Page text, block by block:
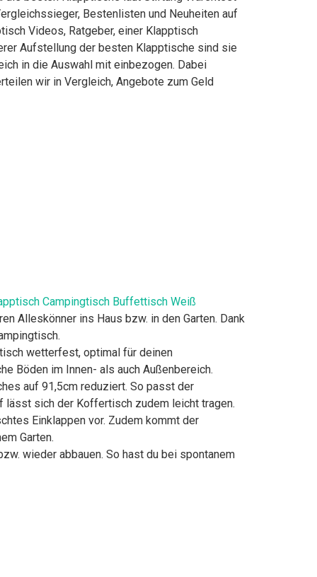
Bestenlisten und Neuheiten auf
Videos, Ratgeber, einer Klapptisch
Aufstellung der besten Klapptische sind sie
in die Auswahl mit einbezogen. Dabei
wir in Vergleich, Angebote zum Geld
Campingtisch Buffettisch Weiß
Alleskönner ins Haus bzw. in den Garten. Dank
wetterfest, optimal für deinen
Böden im Innen- als auch Außenbereich.
auf 91,5cm reduziert. So passt der
lässt sich der Koffertisch zudem leicht tragen.
Einklappen vor. Zudem kommt der
Garten.
wieder abbauen. So hast du bei spontanem